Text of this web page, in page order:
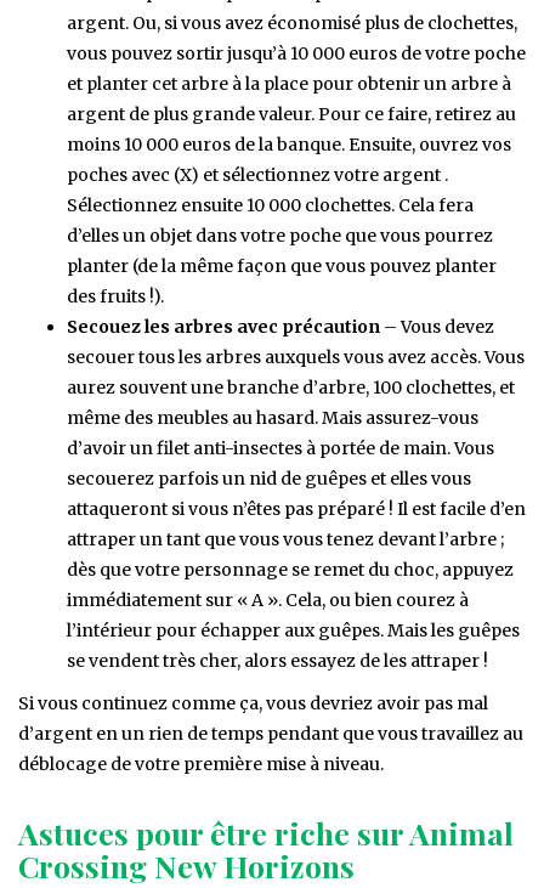
argent. Ou, si vous avez économisé plus de clochettes,
vous pouvez sortir jusqu’à 10 000 euros de votre poche
et planter cet arbre à la place pour obtenir un arbre à
argent de plus grande valeur. Pour ce faire, retirez au
moins 10 000 euros de la banque. Ensuite, ouvrez vos
poches avec (X) et sélectionnez votre argent .
Sélectionnez ensuite 10 000 clochettes. Cela fera
d’elles un objet dans votre poche que vous pourrez
planter (de la même façon que vous pouvez planter
des fruits !).
Secouez les arbres avec précaution – Vous devez
secouer tous les arbres auxquels vous avez accès. Vous
aurez souvent une branche d’arbre, 100 clochettes, et
même des meubles au hasard. Mais assurez-vous
d’avoir un filet anti-insectes à portée de main. Vous
secouerez parfois un nid de guêpes et elles vous
attaqueront si vous n’êtes pas préparé ! Il est facile d’en
attraper un tant que vous vous tenez devant l’arbre ;
dès que votre personnage se remet du choc, appuyez
immédiatement sur « A ». Cela, ou bien courez à
l’intérieur pour échapper aux guêpes. Mais les guêpes
se vendent très cher, alors essayez de les attraper !
Si vous continuez comme ça, vous devriez avoir pas mal
d’argent en un rien de temps pendant que vous travaillez au
déblocage de votre première mise à niveau.
Astuces pour être riche sur Animal
Crossing New Horizons